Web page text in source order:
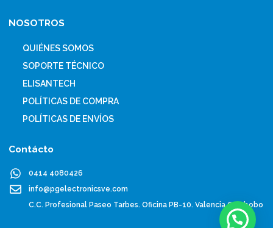
NOSOTROS
QUIÉNES SOMOS
SOPORTE TÉCNICO
ELISANTECH
POLÍTICAS DE COMPRA
POLÍTICAS DE ENVÍOS
Contácto
0414 4080426
info@pgelectronicsve.com
C.C. Profesional Paseo Tarbes. Oficina PB-10. Valencia Carabobo